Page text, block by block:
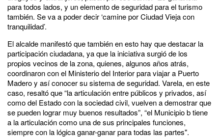
para todos lados, y un elemento de seguridad para el turismo
también. Se va a poder decir ‘camine por Ciudad Vieja con
tranquilidad’.
El alcalde manifestó que también en esto hay que destacar la
participación ciudadana, ya que la iniciativa surgió de los
propios vecinos de la zona, quienes, algunos años atrás,
coordinaron con el Ministerio del Interior para viajar a Puerto
Madero y así conocer su sistema de seguridad. Varela, en este
caso, resaltó que “la articulación entre públicos y privados, así
como del Estado con la sociedad civil, vuelven a demostrar que
se pueden lograr muy buenos resultados”, “el Municipio b tiene
a la articulación como una de sus principales funciones,
siempre con la lógica ganar-ganar para todas las partes".